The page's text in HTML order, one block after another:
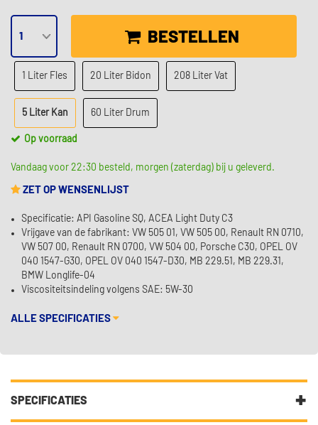
BESTELLEN
1 Liter Fles 20 Liter Bidon 208 Liter Vat
5 Liter Kan 60 Liter Drum
Op voorraad
Vandaag voor 22:30 besteld, morgen (zaterdag) bij u geleverd.
ZET OP WENSENLIJST
Specificatie: API Gasoline SQ, ACEA Light Duty C3
Vrijgave van de fabrikant: VW 505 01, VW 505 00, Renault RN 0710,
VW 507 00, Renault RN 0700, VW 504 00, Porsche C30, OPEL OV
040 1547-G30, OPEL OV 040 1547-D30, MB 229.51, MB 229.31,
BMW Longlife-04
Viscositeitsindeling volgens SAE: 5W-30
ALLE SPECIFICATIES
SPECIFICATIES